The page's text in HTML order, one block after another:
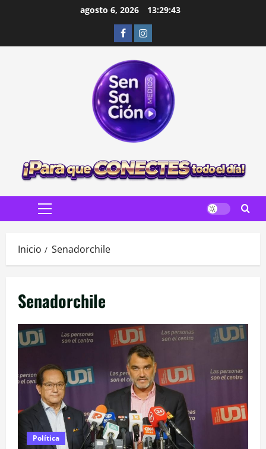
agosto 6, 2026 13:29:44
FacebookInstagram
Menú
Inicio Senadorchile
Senadorchile
Política